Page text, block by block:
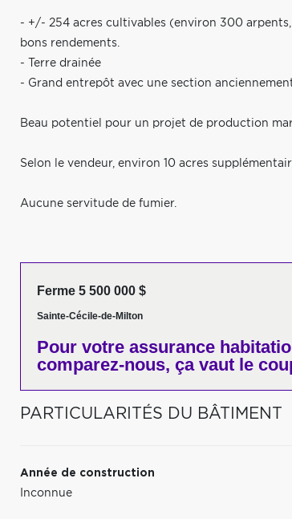
- +/- 254 acres cultivables (environ 300
bons rendements.
- Terre drainée
- Grand entrepôt avec une section
Beau potentiel pour un projet de production
Selon le vendeur, environ 10 acres
Aucune servitude de fumier.
Ferme 5 500 000 $
Sainte-Cécile-de-Milton
Pour votre assurance
comparez-nous, ça vaut le
PARTICULARITÉS DU BÂTIMENT
Année de construction
Inconnue